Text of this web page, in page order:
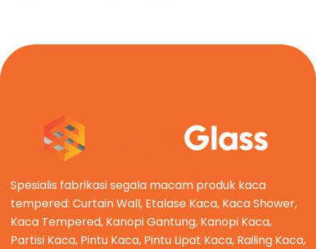
Spesialis fabrikasi segala macam produk kaca
tempered: Curtain Wall, Etalase Kaca, Kaca Shower,
Kaca Tempered, Kanopi Gantung, Kanopi Kaca,
Partisi Kaca, Pintu Kaca, Pintu Lipat Kaca, Railing Kaca,